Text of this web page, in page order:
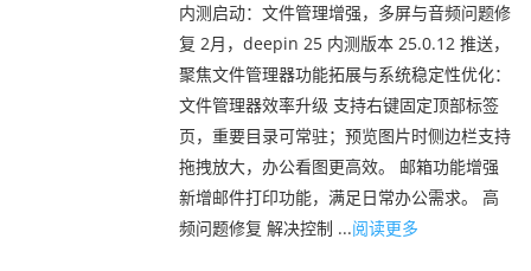
内测启动：文件管理增强，多屏与音频问题修
复 2月，deepin 25 内测版本 25.0.12 推送，
聚焦文件管理器功能拓展与系统稳定性优化：
文件管理器效率升级 支持右键固定顶部标签
页，重要目录可常驻；预览图片时侧边栏支持
拖拽放大，办公看图更高效。 邮箱功能增强
新增邮件打印功能，满足日常办公需求。 高
频问题修复 解决控制 ...阅读更多